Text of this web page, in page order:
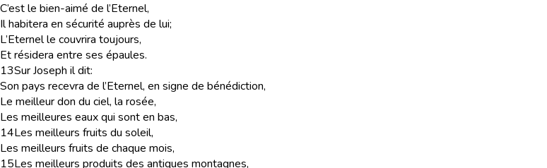
C’est le bien-aimé de l’Eternel,
Il habitera en sécurité auprès de lui;
L’Eternel le couvrira toujours,
Et résidera entre ses épaules.
13Sur Joseph il dit:
Son pays recevra de l’Eternel, en signe de bénédiction,
Le meilleur don du ciel, la rosée,
Les meilleures eaux qui sont en bas,
14Les meilleurs fruits du soleil,
Les meilleurs fruits de chaque mois,
15Les meilleurs produits des antiques montagnes,